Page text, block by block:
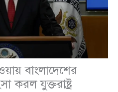
বাংলাদেশের
করল যুক্তরাষ্ট্র